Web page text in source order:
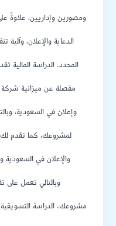
ومصورين وإداريين، علاوةً
الدعاية والإعلان،
المحدد. الدراسة المالية
مفصلة عن ميزانية شركة
وإعلان في السعودية،
لمشروعك، كما تقدم
والإعلان في السعودية
وبالتالي تعمل على
مشروعك. الدراسة